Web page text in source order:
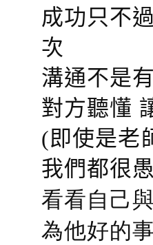
成功只不
次
溝通不是
對方聽懂
(即使是老
我們都很
看看自己
為他好的